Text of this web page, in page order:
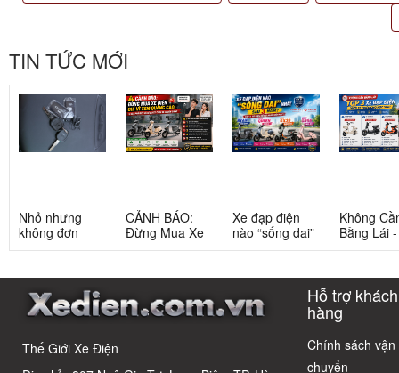
TIN TỨC MỚI
Nhỏ nhưng
không đơn
giản: Sự thật
học sinh cấp 2
CẢNH BÁO:
Đừng Mua Xe
Điện Chỉ Vì
Cáo! 5 Bẫy
Quyết Chọn Xe
Chuẩn Chỉnh
Xe đạp điện
nào “sống dai”
nhất sau 5
có câu trả lời
Không
Bằng Lái
3 Xe Đạp
Cho Học
Thế Giới Xe Điện
Hỗ trợ khách
hàng
Chính sách vận
chuyển